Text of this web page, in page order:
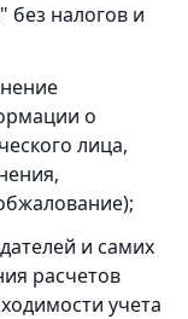
без налогов и
о
лица,
и самих
расчетов
учета